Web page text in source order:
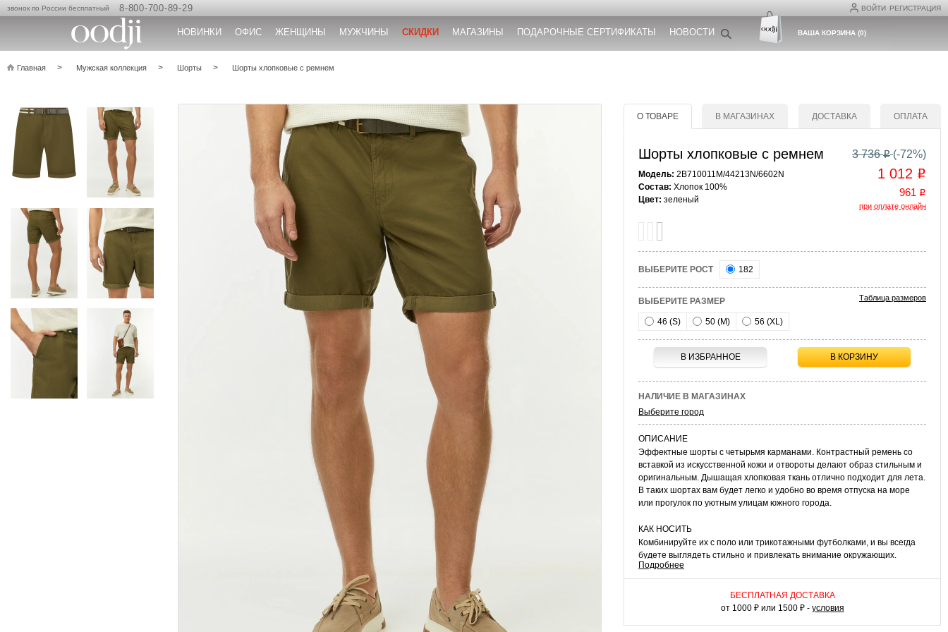
ВОЙТИ РЕГИСТРАЦИЯ
звонок по России бесплатный 8-800-700-89-29
НОВИНКИ ОФИС ЖЕНЩИНЫ МУЖЧИНЫ СКИДКИ МАГАЗИНЫ ПОДАРОЧНЫЕ СЕРТИФИКАТЫ НОВОСТИ ВАША КОРЗИНА(0)
Главная Мужская коллекция Шорты Шорты хлопковые с ремнем
О ТОВАРЕ В МАГАЗИНАХ ДОСТАВКА ОПЛАТА
Шорты хлопковые с ремнем
Модель: 2B710011M/44213N/6602N
Состав: Хлопок 100%
Цвет: зеленый
3 736o (-72%)
1 012 o
961 o
при оплате онлайн
ВЫБЕРИТЕ РОСТ 182
ВЫБЕРИТЕ РАЗМЕР Таблица размеров
46 (S) 50 (M) 56 (XL)
В ИЗБРАННОЕ В КОРЗИНУ
НАЛИЧИЕ В МАГАЗИНАХ
Выберите город
ОПИСАНИЕ
Эффектные шорты с четырьмя карманами. Контрастный ремень со
вставкой из искусственной кожи и отвороты делают образ стильным и
оригинальным. Дышащая хлопковая ткань отлично подходит для лета.
В таких шортах вам будет легко и удобно во время отпуска на море
или прогулок по уютным улицам южного города.
КАК НОСИТЬ
Комбинируйте их с поло или трикотажными футболками, и вы всегда
будете выглядеть стильно и привлекать внимание окружающих.
Подробнее
БЕСПЛАТНАЯ ДОСТАВКА
от 1000 ₽ или 1500 ₽ - условия